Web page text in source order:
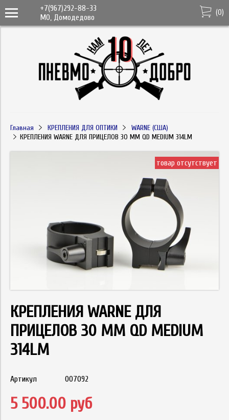
+7(967)292-88-33
МО, Домодедово
(0)
Главная КРЕПЛЕНИЯ ДЛЯ ОПТИКИ
WARNE (США)
КРЕПЛЕНИЯ WARNE ДЛЯ ПРИЦЕЛОВ 30 ММ QD MEDIUM 314LM
товар отсутствует
КРЕПЛЕНИЯ WARNE ДЛЯ
ПРИЦЕЛОВ 30 ММ QD MEDIUM
314LM
Артикул 007092
5 500.00 руб